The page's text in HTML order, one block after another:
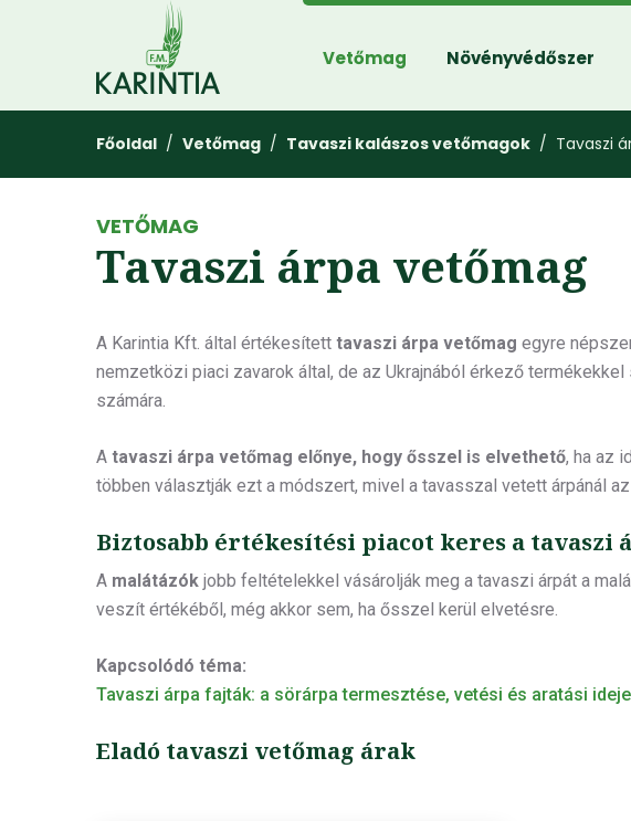
Vetőmag Növényvédőszer
Főoldal / Vetőmag / Tavaszi kalászos vetőmagok / Tavaszi
VETŐMAG
Tavaszi árpa vetőmag
A Karintia Kft. által értékesített tavaszi árpa vetőmag egyre
nemzetközi piaci zavarok által, de az Ukrajnából érkező
számára.
A tavaszi árpa vetőmag előnye, hogy ősszel is elvethető, ha az
többen választják ezt a módszert, mivel a tavasszal vetett árpánál
Biztosabb értékesítési piacot keres a tavaszi
A malátázók jobb feltételekkel vásárolják meg a tavaszi árpát a
veszít értékéből, még akkor sem, ha ősszel kerül elvetésre.
Kapcsolódó téma:
Tavaszi árpa fajták: a sörárpa termesztése, vetési és aratási
Eladó tavaszi vetőmag árak